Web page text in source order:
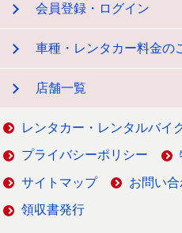
会員登録・ログイン
車種・レンタカー料金の
店舗一覧
レンタカー・レンタルバイ
プライバシーポリシー
サイトマップ お問い
領収書発行